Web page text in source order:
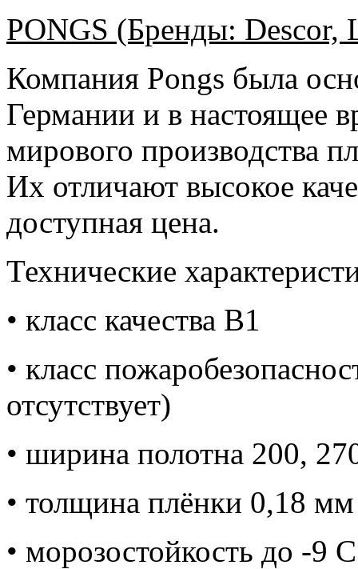
PONGS (Бренды:
Компания Pongs была
Германии и в настоящее
мирового производства
Их отличают высокое
доступная цена.
Технические
• класс качества В1
• класс
отсутствует)
• ширина полотна 200,
• толщина плёнки 0,18 мм
• морозостойкость до -9